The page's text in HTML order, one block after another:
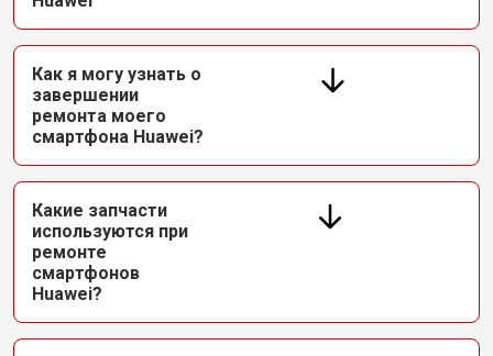
Как я могу узнать о
завершении
ремонта моего
смартфона Huawei?
Какие запчасти
используются при
ремонте
смартфонов
Huawei?